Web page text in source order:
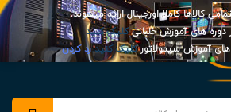
میشوند.
رد کردن0